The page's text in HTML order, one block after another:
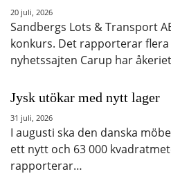
20 juli, 2026
Sandbergs Lots & Transport
konkurs. Det rapporterar
nyhetssajten Carup har
Jysk utökar med nytt lager
31 juli, 2026
I augusti ska den danska
ett nytt och 63 000
rapporterar…